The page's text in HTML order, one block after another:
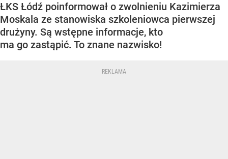
ŁKS Łódź poinformował o zwolnieniu Kazimierza
Moskala ze stanowiska szkoleniowca pierwszej
drużyny. Są wstępne informacje, kto
ma go zastąpić. To znane nazwisko!